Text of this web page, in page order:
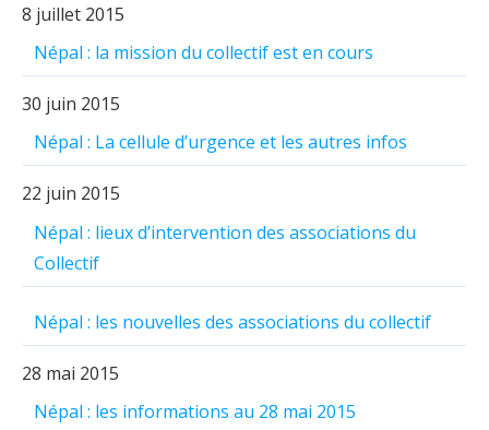
8 juillet 2015
Népal : la mission du collectif est en cours
30 juin 2015
Népal : La cellule d’urgence et les autres infos
22 juin 2015
Népal : lieux d’intervention des associations du
Collectif
Népal : les nouvelles des associations du collectif
28 mai 2015
Népal : les informations au 28 mai 2015